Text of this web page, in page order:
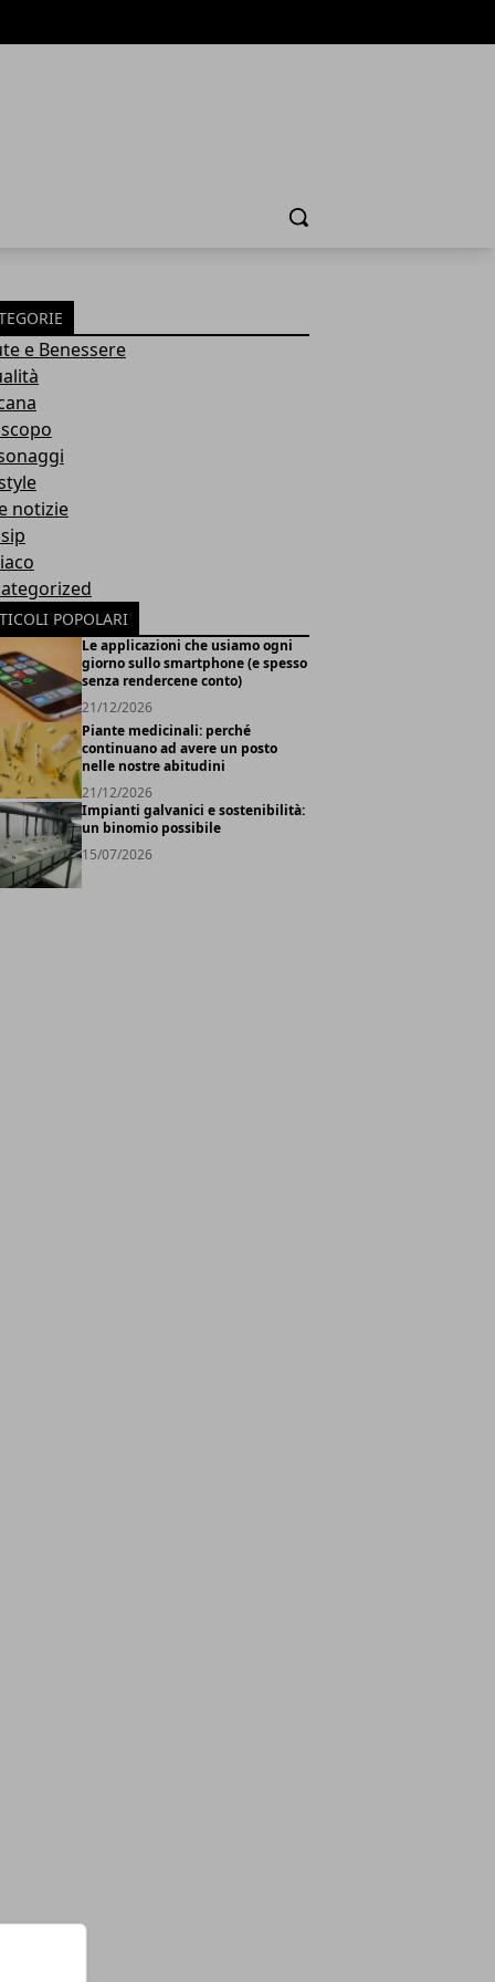
Cerca
e Benessere
notizie
POPOLARI
Le applicazioni che usiamo ogni
giorno sullo smartphone (e spesso
senza rendercene conto)
21/12/2026
Piante medicinali: perché
continuano ad avere un posto
nelle nostre abitudini
21/12/2026
Impianti galvanici e sostenibilità:
un binomio possibile
15/07/2026